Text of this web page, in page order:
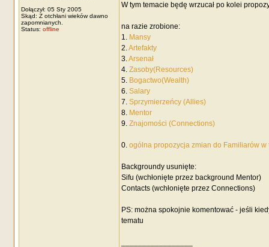
Dołączył: 05 Sty 2005
Skąd: Z otchłani wieków dawno
zapomnianych.
Status: offline
W tym temacie będę wrzucał po kolei
na razie zrobione:
1. Mansy
2.Artefakty
3.Arsenał
4. Zasoby(Resources)
5. Bogactwo(Wealth)
6. Salary
7. Sprzymierzeńcy (Allies)
8. Mentor
9. Znajomości (Connections)
0. ogólna propozycja zmian do Familiarów
Backgroundy usunięte:
Sifu (wchłonięte przez background Mentor)
Contacts (wchłonięte przez Connections)
PS: można spokojnie komentować - jeśli
tematu